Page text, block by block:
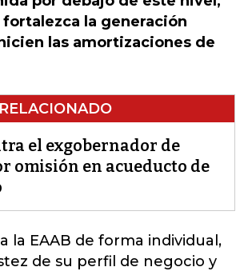
la generación
las amortizaciones de
el exgobernador de
omisión en acueducto de
la EAAB de forma individual,
de su perfil de negocio y